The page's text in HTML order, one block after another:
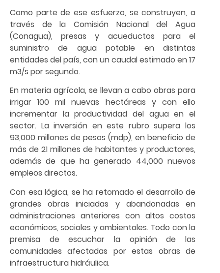
Como parte de ese esfuerzo, se construyen, a
través de la Comisión Nacional del Agua
(Conagua), presas y acueductos para el
suministro de agua potable en distintas
entidades del país, con un caudal estimado en 17
m3/s por segundo.
En materia agrícola, se llevan a cabo obras para
irrigar 100 mil nuevas hectáreas y con ello
incrementar la productividad del agua en el
sector. La inversión en este rubro supera los
93,000 millones de pesos (mdp), en beneficio de
más de 21 millones de habitantes y productores,
además de que ha generado 44,000 nuevos
empleos directos.
Con esa lógica, se ha retomado el desarrollo de
grandes obras iniciadas y abandonadas en
administraciones anteriores con altos costos
económicos, sociales y ambientales. Todo con la
premisa de escuchar la opinión de las
comunidades afectadas por estas obras de
infraestructura hidráulica.